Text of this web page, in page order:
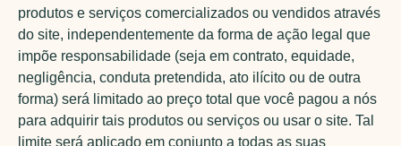
produtos e serviços comercializados ou vendidos através
do site, independentemente da forma de ação legal que
impõe responsabilidade (seja em contrato, equidade,
negligência, conduta pretendida, ato ilícito ou de outra
forma) será limitado ao preço total que você pagou a nós
para adquirir tais produtos ou serviços ou usar o site. Tal
limite será aplicado em conjunto a todas as suas